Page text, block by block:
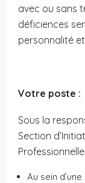
avec ou sans
déficiences
personnalité
Votre poste :
Sous la
Section
Professionnelle
Au sein